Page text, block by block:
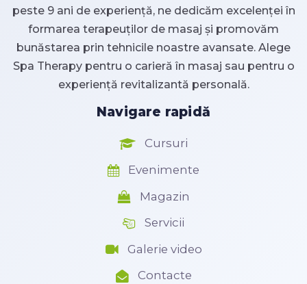
peste 9 ani de experiență, ne dedicăm excelenței în
formarea terapeuților de masaj și promovăm
bunăstarea prin tehnicile noastre avansate. Alege
Spa Therapy pentru o carieră în masaj sau pentru o
experiență revitalizantă personală.
Navigare rapidă
Cursuri
Evenimente
Magazin
Servicii
Galerie video
Contacte